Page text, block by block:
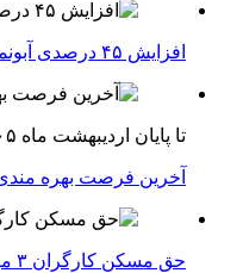
افزایش ۴۵ درصدی آبونمان تلفن ثابت تصویب شد
تا پایان اردیبهشت ماه ۱۴۰۵؛
آخرین فرصت بهره
حق مسکن کارگران ۳ میلیون تومان شد